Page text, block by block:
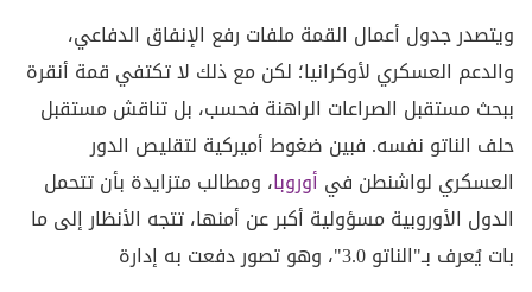
ويتصدر جدول أعمال القمة ملفات رفع الإنفاق الدفاعي،
والدعم العسكري لأوكرانيا؛ لكن مع ذلك لا تكتفي قمة أنقرة
ببحث مستقبل الصراعات الراهنة فحسب، بل تناقش مستقبل
حلف الناتو نفسه. فبين ضغوط أميركية لتقليص الدور
العسكري لواشنطن في أوروبا، ومطالب متزايدة بأن تتحمل
الدول الأوروبية مسؤولية أكبر عن أمنها، تتجه الأنظار إلى ما
بات يُعرف بـ"الناتو 3.0"، وهو تصور دفعت به إدارة